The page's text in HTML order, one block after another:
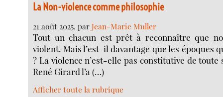
La Non-violence comme philosophie
21 août 2025, parJean-Marie Muller
Tout un chacun est prêt à reconnaître que
violent. Mais l’est-il davantage que les époques
? La violence n’est-elle pas constitutive de toute
René Girard l’a (…)
Afficher toute la rubrique